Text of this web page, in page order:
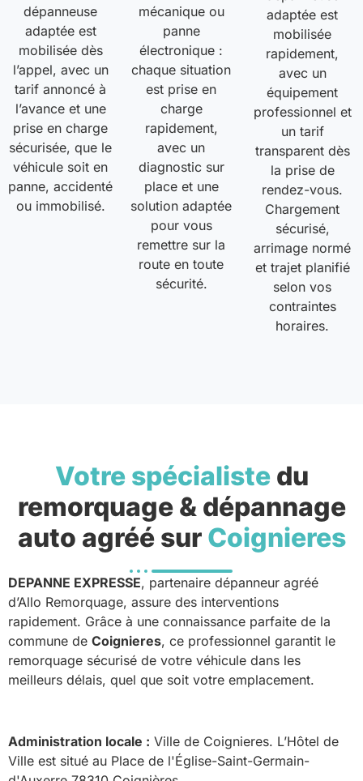
dépanneuse
adaptée est
mobilisée dès
l’appel, avec un
tarif annoncé à
l’avance et une
prise en charge
sécurisée, que le
véhicule soit en
panne, accidenté
ou immobilisé.
mécanique ou
panne
électronique :
chaque situation
est prise en
charge
rapidement,
avec un
diagnostic sur
place et une
solution adaptée
pour vous
remettre sur la
route en toute
sécurité.
adaptée est
mobilisée
rapidement,
avec un
équipement
professionnel et
un tarif
transparent dès
la prise de
rendez-vous.
Chargement
sécurisé,
arrimage normé
et trajet planifié
selon vos
contraintes
horaires.
Votre spécialistedu
remorquage & dépannage
auto agréé sur Coignieres
DEPANNE EXPRESSE, partenaire dépanneur agréé
d’Allo Remorquage, assure des interventions
rapidement. Grâce à une connaissance parfaite de la
commune de Coignieres, ce professionnel garantit le
remorquage sécurisé de votre véhicule dans les
meilleurs délais, quel que soit votre emplacement.
Administration locale : Ville de Coignieres. L’Hôtel de
Ville est situé au Place de l'Église-Saint-Germain-